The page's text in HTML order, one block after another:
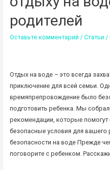
права
и
как
родителей
Оставьте комментарий / Статьи /
Отдых на воде – это всегда
приключение для всей семьи.
времяпрепровождение было
подготовить ребенка. Мы
рекомендации, которые
безопасные условия для
безопасности на воде Прежде
поговорите с ребенком.